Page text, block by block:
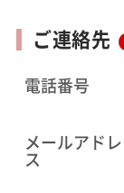
ご連絡先
電話番号
メールアドレ
ス